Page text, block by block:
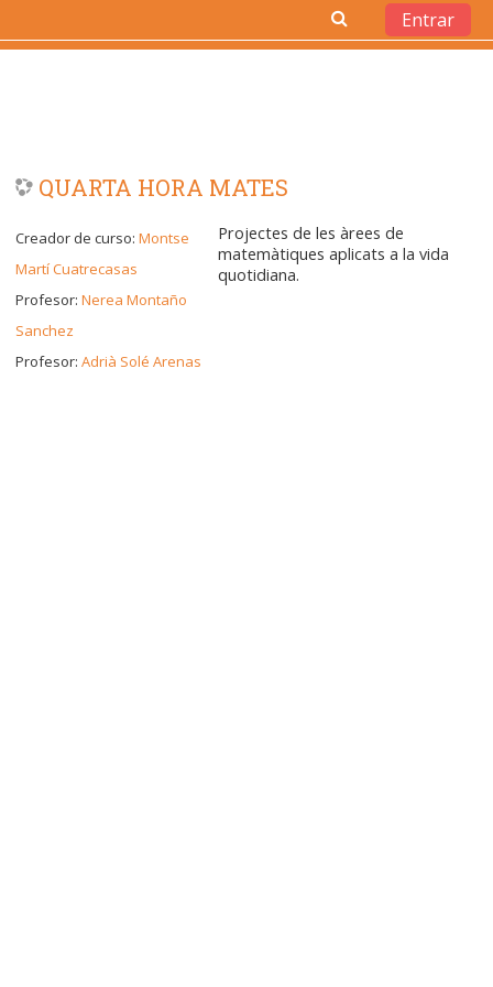
Entrar
QUARTA HORA MATES
Projectes de les àrees de
matemàtiques aplicats a la vida
quotidiana.
Creador de curso:Montse
Martí Cuatrecasas
Profesor:Nerea Montaño
Sanchez
Profesor:Adrià Solé Arenas